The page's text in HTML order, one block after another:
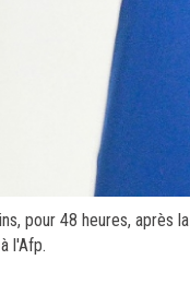
pour 48 heures, après la
l'Afp.